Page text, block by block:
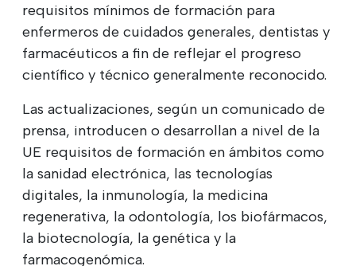
requisitos mínimos de formación para
enfermeros de cuidados generales, dentistas y
farmacéuticos a fin de reflejar el progreso
científico y técnico generalmente reconocido.
Las actualizaciones, según un comunicado de
prensa, introducen o desarrollan a nivel de la
UE requisitos de formación en ámbitos como
la sanidad electrónica, las tecnologías
digitales, la inmunología, la medicina
regenerativa, la odontología, los biofármacos,
la biotecnología, la genética y la
farmacogenómica.